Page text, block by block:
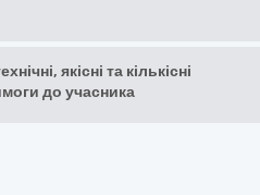
якісні та кількісні
до учасника